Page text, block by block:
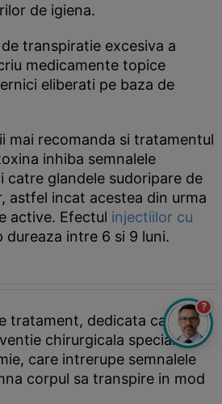
de igiena.
transpiratie excesiva a
medicamente topice
eliberati pe baza de
mai recomanda si tratamentul
inhiba semnalele
catre glandele sudoripare de
astfel incat acestea din urma
active. Efectul injectiilor cu
dureaza intre 6 si 9 luni.
tratament, dedicata cazurilor
chirurgicala speciala,
care intrerupe semnalele
corpul sa transpire in mod
?